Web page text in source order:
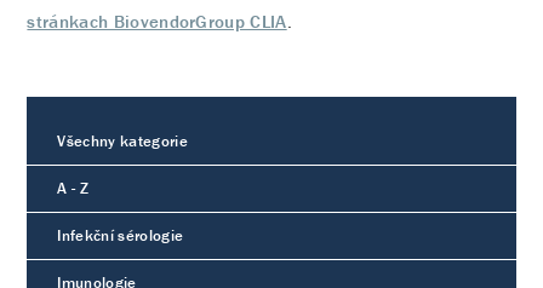
stránkach BiovendorGroup CLIA.
Všechny kategorie
A - Z
Infekční sérologie
Imunologie